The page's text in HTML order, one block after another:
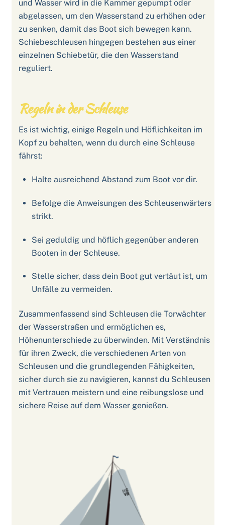
und Wasser wird in die Kammer gepumpt oder
abgelassen, um den Wasserstand zu erhöhen oder
zu senken, damit das Boot sich bewegen kann.
Schiebeschleusen hingegen bestehen aus einer
einzelnen Schiebetür, die den Wasserstand
reguliert.
Regeln in der Schleuse
Es ist wichtig, einige Regeln und Höflichkeiten im
Kopf zu behalten, wenn du durch eine Schleuse
fährst:
Halte ausreichend Abstand zum Boot vor dir.
Befolge die Anweisungen des Schleusenwärters
strikt.
Sei geduldig und höflich gegenüber anderen
Booten in der Schleuse.
Stelle sicher, dass dein Boot gut vertäut ist, um
Unfälle zu vermeiden.
Zusammenfassend sind Schleusen die Torwächter
der Wasserstraßen und ermöglichen es,
Höhenunterschiede zu überwinden. Mit Verständnis
für ihren Zweck, die verschiedenen Arten von
Schleusen und die grundlegenden Fähigkeiten,
sicher durch sie zu navigieren, kannst du Schleusen
mit Vertrauen meistern und eine reibungslose und
sichere Reise auf dem Wasser genießen.